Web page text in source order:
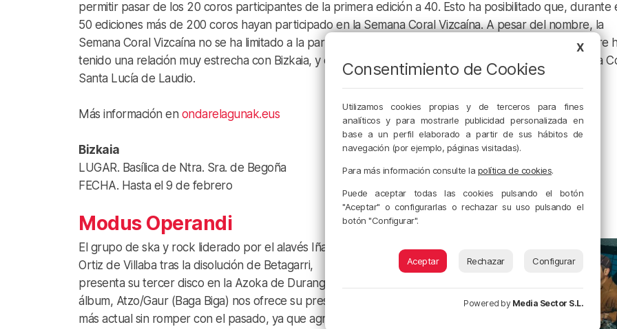
permitir pasar de los 20 coros participantes de la primera edición a 40. Esto ha posibilitado que, durante
50 ediciones más de 200 coros hayan participado en la Semana Coral Vizcaína. A pesar del nombre, la
Semana Coral Vizcaína no se ha limitado a la participación de coros vizcaínos. La tierra de Ayala siempre
tenido una relación muy estrecha con Bizkaia, y entre las agrupaciones fundacionales no podía faltar la
Santa Lucía de Laudio.
Más información en ondarelagunak.eus
Bizkaia
LUGAR. Basílica de Ntra. Sra. de Begoña
FECHA. Hasta el 9 de febrero
Modus Operandi
El grupo de ska y rock liderado por el alavés Iñaki
Ortiz de Villaba tras la disolución de Betagarri,
presenta su tercer disco en la Azoka de Durango. El
álbum, Atzo/Gaur (Baga Biga) nos ofrece su presente
más actual sin romper con el pasado, ya que agrupa
X
Consentimiento de Cookies
Utilizamos cookies propias y de terceros para fines
analíticos y para mostrarle publicidad personalizada en
base a un perfil elaborado a partir de sus hábitos de
navegación (por ejemplo, páginas visitadas).
Para más información consulte la política de cookies.
Puede aceptar todas las cookies pulsando el botón
"Aceptar" o configurarlas o rechazar su uso pulsando el
botón "Configurar".
Aceptar Rechazar Configurar
Powered by Media Sector S.L.